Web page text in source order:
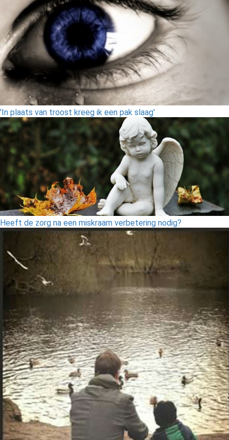
'In plaats van troost kreeg ik een pak slaag'
Heeft de zorg na een miskraam verbetering nodig?